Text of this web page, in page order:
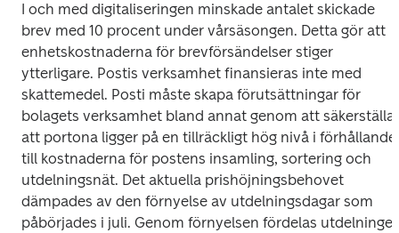
I och med digitaliseringen minskade antalet skickade
brev med 10 procent under vårsäsongen. Detta gör att
enhetskostnaderna för brevförsändelser stiger
ytterligare. Postis verksamhet finansieras inte med
skattemedel. Posti måste skapa förutsättningar för
bolagets verksamhet bland annat genom att säkerställa
att portona ligger på en tillräckligt hög nivå i förhållande
till kostnaderna för postens insamling, sortering och
utdelningsnät. Det aktuella prishöjningsbehovet
dämpades av den förnyelse av utdelningsdagar som
påbörjades i juli. Genom förnyelsen fördelas